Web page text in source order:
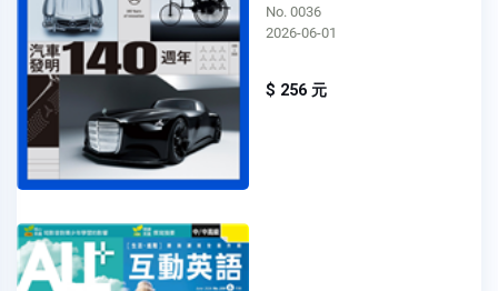
No. 0036
2026-06-01
$ 256 元